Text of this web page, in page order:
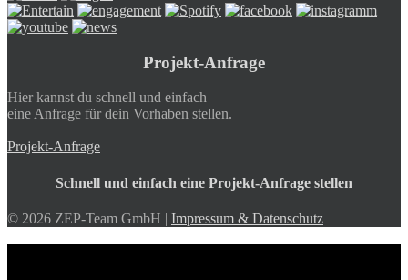
Projekt-Anfrage
Hier kannst du schnell und einfach
eine Anfrage für dein Vorhaben stellen.
Projekt-Anfrage
Schnell und einfach eine Projekt-Anfrage stellen
© 2026 ZEP-Team GmbH | Impressum & Datenschutz